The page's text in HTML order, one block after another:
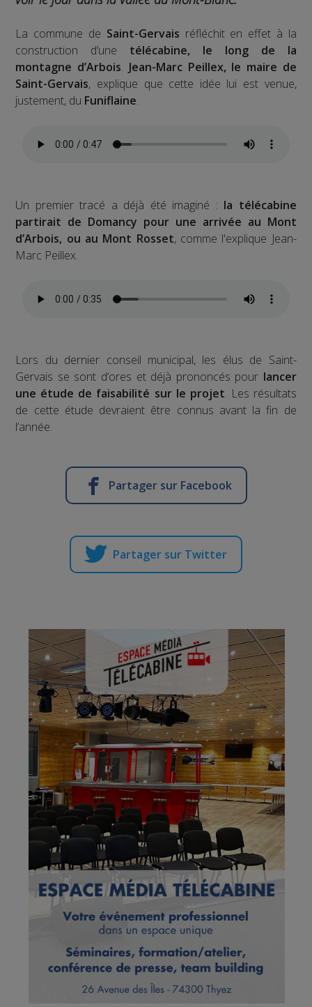
La commune de Saint-Gervais réfléchit en effet à la
construction d’une télécabine, le long de la
montagne d’Arbois. Jean-Marc Peillex, le maire de
Saint-Gervais, explique que cette idée lui est venue,
justement, du Funiflaine.
Un premier tracé a déjà été imaginé : la télécabine
partirait de Domancy pour une arrivée au Mont
d’Arbois, ou au Mont Rosset, comme l'explique Jean-
Marc Peillex.
Lors du dernier conseil municipal, les élus de Saint-
Gervais se sont d’ores et déjà prononcés pour lancer
une étude de faisabilité sur le projet. Les résultats
de cette étude devraient être connus avant la fin de
l’année.
Partager sur Facebook
Partager sur Twitter